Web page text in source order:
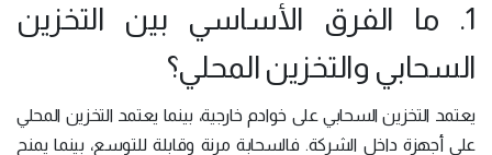
1. ما الفرق الأساسي بين التخزين
السحابي والتخزين المحلي؟
يعتمد التخزين السحابي على خوادم خارجية، بينما يعتمد التخزين المحلي
على أجهزة داخل الشركة. فالسحابة مرنة وقابلة للتوسع، بينما يمنح